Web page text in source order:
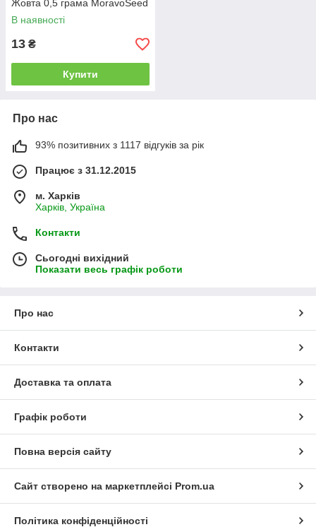
Жовта 0,5 грама MoravoSeed
В наявності
13 ₴
Купити
Про нас
93% позитивних з 1117 відгуків за рік
Працює з 31.12.2015
м. Харків
Харків, Україна
Контакти
Сьогодні вихідний
Показати весь графік роботи
Про нас
Контакти
Доставка та оплата
Графік роботи
Повна версія сайту
Сайт створено на маркетплейсі Prom.ua
Політика конфіденційності